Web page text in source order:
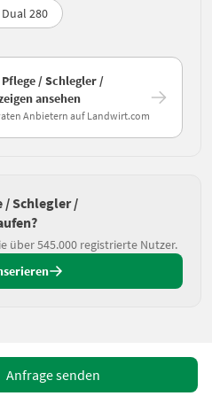
280
/ Schlegler /
ansehen
Anbietern auf Landwirt.com
/ Schlegler /
über 545.000 registrierte Nutzer.
Anfrage senden